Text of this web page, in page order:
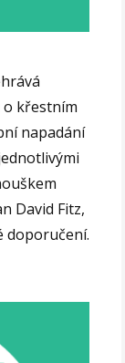
o křestním
napadání
David Fitz,
doporučení.